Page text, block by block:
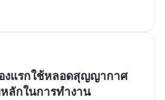
งแรกใช้หลอดสุญญากาศ
ลักในการทำงาน